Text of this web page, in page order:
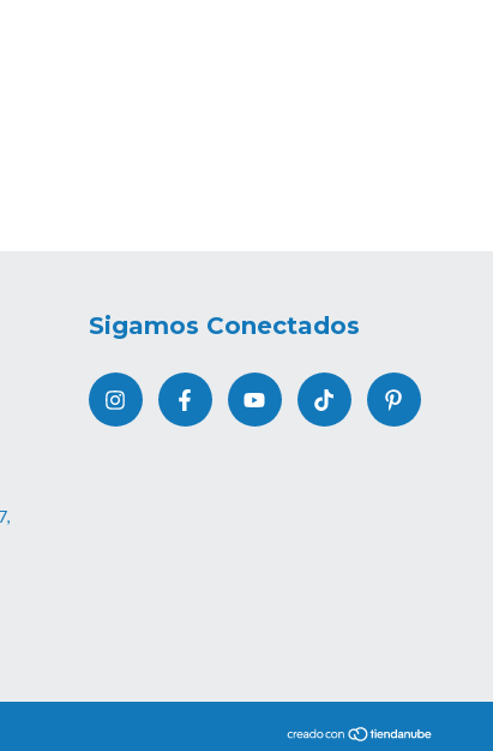
Sigamos Conectados